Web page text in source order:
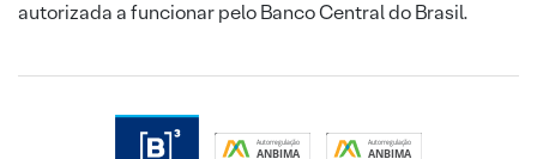
autorizada a funcionar pelo Banco Central do Brasil.